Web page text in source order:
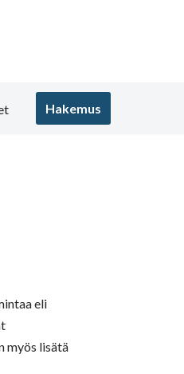
Hakemus
eli
myös lisätä